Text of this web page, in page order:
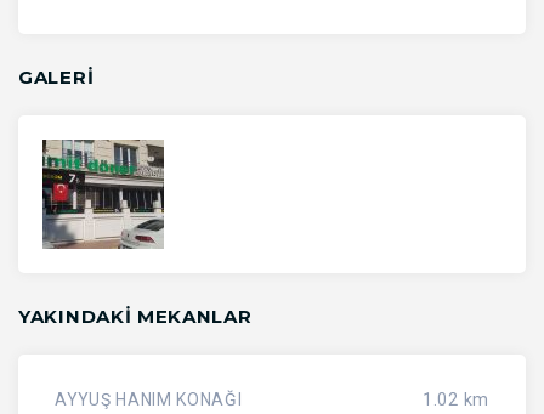
GALERİ
YAKINDAKI MEKANLAR
AYYUŞ HANIM KONAĞI 1.02 km